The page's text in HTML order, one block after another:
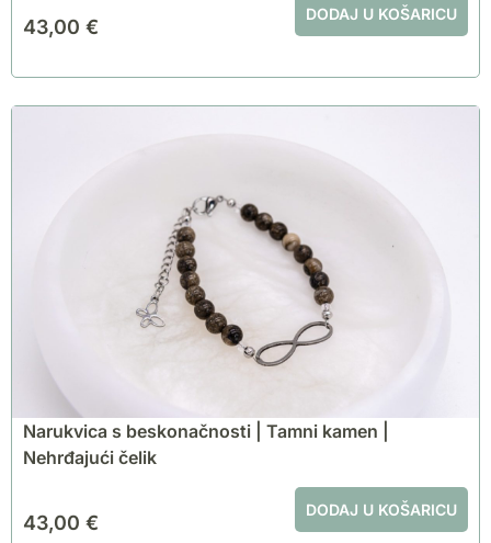
43,00 €
DODAJ U KOŠARICU
Narukvica s beskonačnosti | Tamni kamen |
Nehrđajući čelik
43,00 €
DODAJ U KOŠARICU